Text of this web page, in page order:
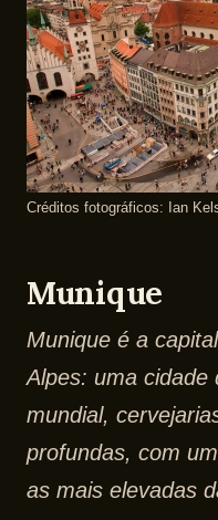
Créditos fotográficos: Ian
Munique
Munique é a
Alpes: uma cidade
mundial,
profundas, com
as mais elevadas